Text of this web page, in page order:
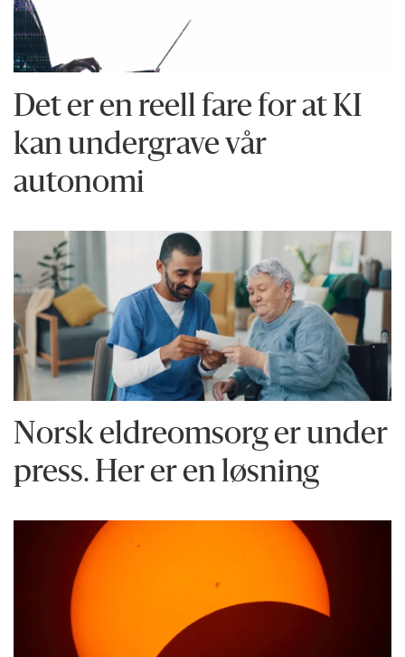
Det er en reell fare for at KI
kan undergrave vår
autonomi
Norsk eldreomsorg er under
press. Her er en løsning